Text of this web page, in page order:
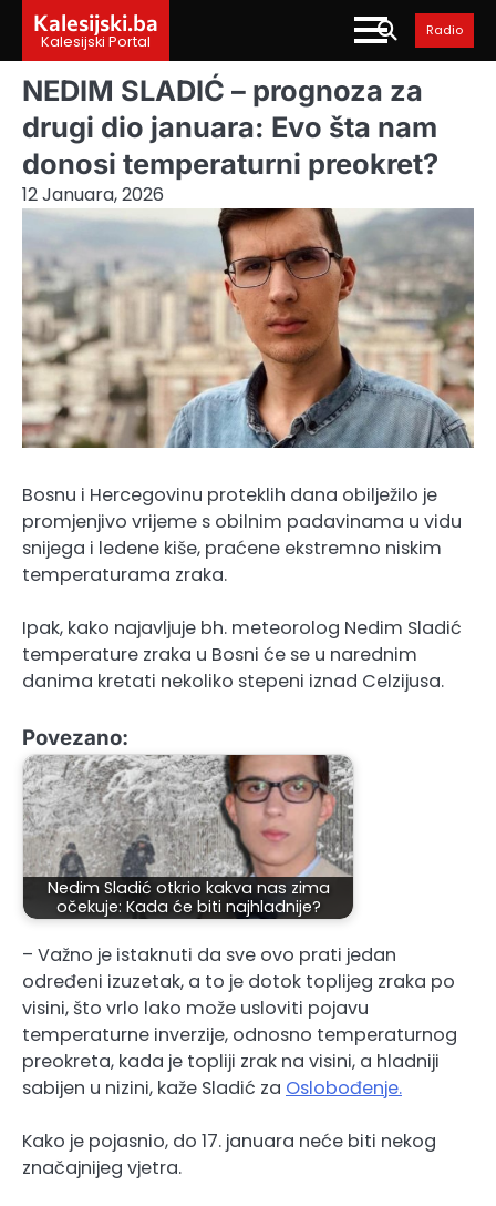
content
Kalesijski.ba
Kalesijski Portal
Radio
NEDIM SLADIĆ – prognoza za
drugi dio januara: Evo šta nam
donosi temperaturni preokret?
12 Januara, 2026
Bosnu i Hercegovinu proteklih dana obilježilo je
promjenjivo vrijeme s obilnim padavinama u vidu
snijega i ledene kiše, praćene ekstremno niskim
temperaturama zraka.
Ipak, kako najavljuje bh. meteorolog Nedim Sladić
temperature zraka u Bosni će se u narednim
danima kretati nekoliko stepeni iznad Celzijusa.
Povezano:
Nedim Sladić otkrio kakva nas zima
očekuje: Kada će biti najhladnije?
– Važno je istaknuti da sve ovo prati jedan
određeni izuzetak, a to je dotok toplijeg zraka po
visini, što vrlo lako može usloviti pojavu
temperaturne inverzije, odnosno temperaturnog
preokreta, kada je topliji zrak na visini, a hladniji
sabijen u nizini, kaže Sladić za Oslobođenje.
Kako je pojasnio, do 17. januara neće biti nekog
značajnijeg vjetra.